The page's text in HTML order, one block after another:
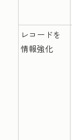
レコードを
情報強化